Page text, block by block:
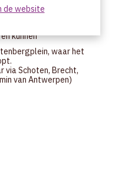
kunnen
waar het
via Schoten, Brecht,
van Antwerpen)
de website